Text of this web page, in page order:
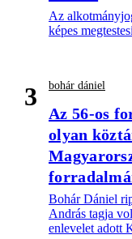
Az
képes
3 bohár dániel
Az 56-os
olyan
Bohár Dániel
András tagja
enlevelet adott